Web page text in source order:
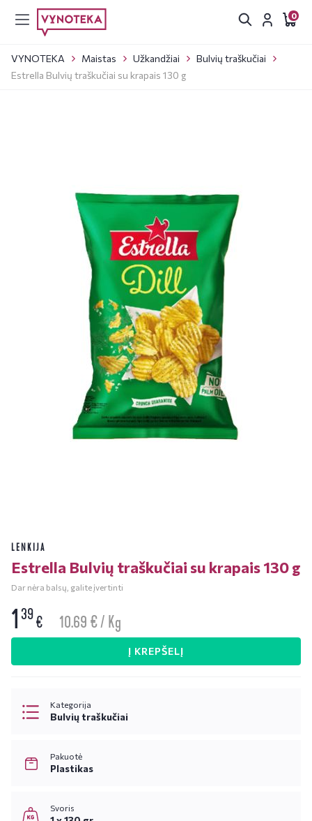
0
VYNOTEKA Maistas Užkandžiai
Bulvių traškučiai
Estrella Bulvių traškučiai su krapais 130 g
LENKIJA
Estrella Bulvių traškučiai su krapais 130 g
Dar nėra balsų, galite įvertinti
139€ 10.69 € / Kg
Į KREPŠELĮ
Kategorija
Bulvių traškučiai
Pakuotė
Plastikas
Svoris